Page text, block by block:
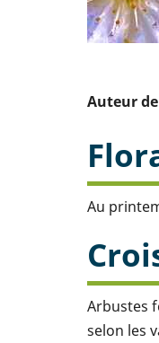
Auteur
Au
Arbustes
selon les